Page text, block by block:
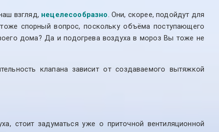
взгляд, нецелесообразно. Они, скорее, подойдут для
спорный вопрос, поскольку объёма поступающего
дома? Да и подогрева воздуха в мороз Вы тоже не
клапана зависит от создаваемого вытяжкой
стоит задуматься уже о приточной вентиляционной